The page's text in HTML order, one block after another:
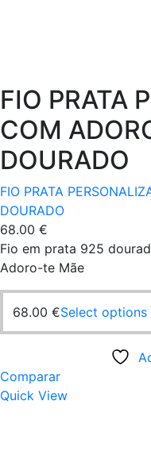
FIO PRATA
COM
DOURADO
FIO PRATA
DOURADO
68.00 €
Fio em prata 925
Adoro-te Mãe
68.00 €Select options
Comparar
Quick View